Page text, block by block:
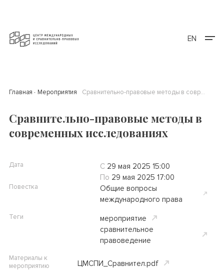
EN
Главная Мероприятия Сравнительно-правовые методы в современных исследованиях
Сравнительно-правовые методы в
современных исследованиях
Дата С 29 мая 2025 15:00
По 29 мая 2025 17:00
Повестка
Общие вопросы
международного права
Теги
мероприятие
сравнительное
правоведение
Материалы к
мероприятию
ЦМСПИ_Сравнител.pdf